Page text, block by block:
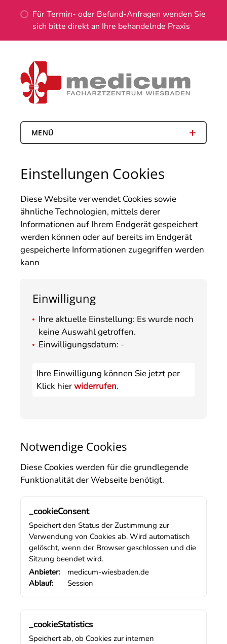
Für Termin- oder Befund-Anfragen wenden Sie
sich bitte direkt an Ihre behandelnde Praxis
MENÜ
Einstellungen Cookies
Diese Website verwendet Cookies sowie
ähnliche Technologien, mittels derer
Informationen auf Ihrem Endgerät gespeichert
werden können oder auf bereits im Endgerät
gespeicherte Informationen zugegriffen werden
kann
Einwilligung
Ihre aktuelle Einstellung: Es wurde noch
keine Auswahl getroffen.
Einwilligungsdatum: -
Ihre Einwilligung können Sie jetzt per
Klick hierwiderrufen.
Notwendige Cookies
Diese Cookies werden für die grundlegende
Funktionalität der Webseite benötigt.
_cookieConsent
Speichert den Status der Zustimmung zur
Verwendung von Cookies ab. Wird automatisch
gelöscht, wenn der Browser geschlossen und die
Sitzung beendet wird.
Anbieter:
medicum-wiesbaden.de
Ablauf:
Session
_cookieStatistics
Speichert ab, ob Cookies zur internen